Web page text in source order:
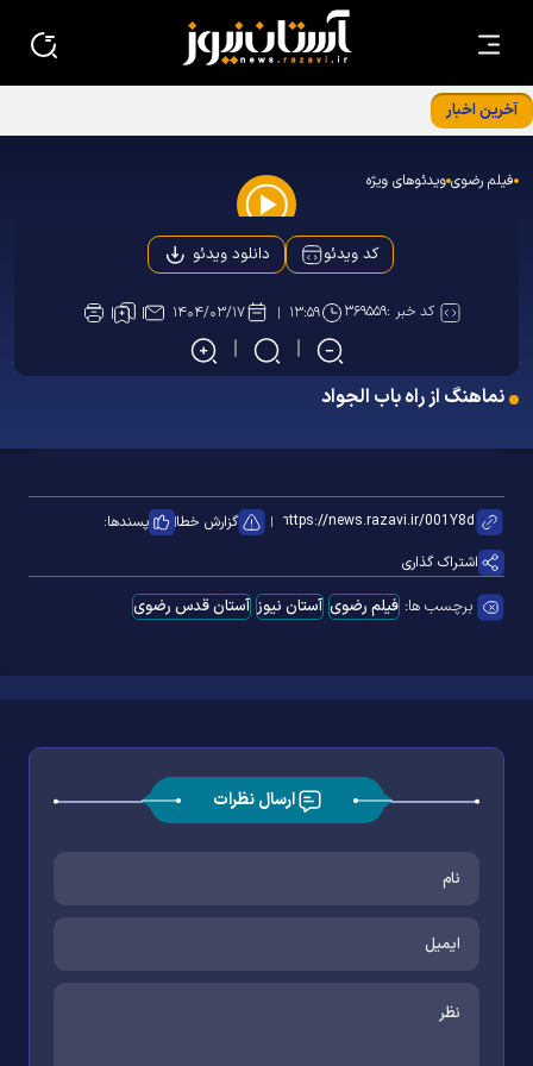
آخرین اخبار
استان‌ها در بنیادپژوهش های استان قدس رضوی
فیلم رضوی ویدئوهای ویژه
Play
Video
کد ویدئو دانلود ویدئو
کد خبر :۳۶۹۵۵۹ ۱۳:۵۹ ۱۴۰۴/۰۳/۱۷
نماهنگ از راه باب الجواد
گزارش خطا
پسندها:
اشتراک گذاری
برچسب ها: فیلم رضوی آستان نیوز آستان قدس رضوی
ارسال نظرات